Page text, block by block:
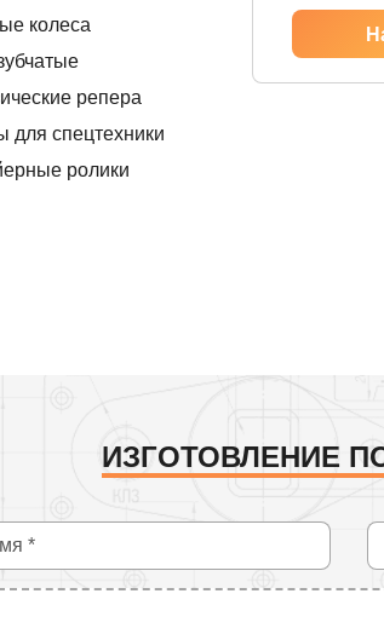
колеса
репера
для спецтехники
ролики
ИЗГОТОВЛЕНИЕ